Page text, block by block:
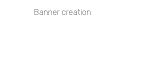
Banner creation